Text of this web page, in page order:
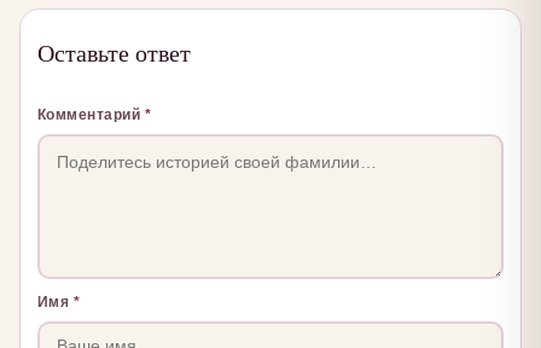
Оставьте ответ
Комментарий *
Имя *